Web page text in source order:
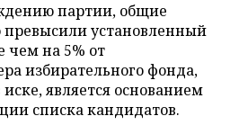
партии, общие
установленный
чем на 5% от
избирательного фонда,
является основанием
списка кандидатов.